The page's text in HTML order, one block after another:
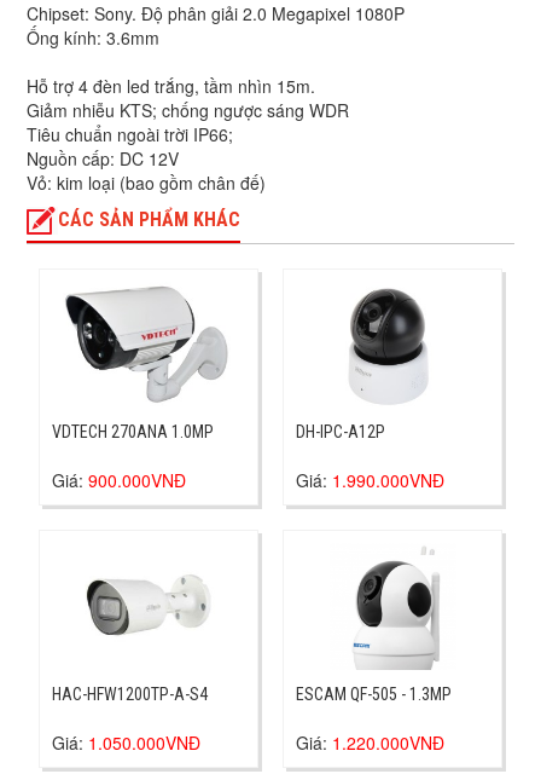
Chipset: Sony. Độ phân giải 2.0 Megapixel 1080P
Ống kính: 3.6mm
Hỗ trợ 4 đèn led trắng, tầm nhìn 15m.
Giảm nhiễu KTS; chống ngược sáng WDR
Tiêu chuẩn ngoài trời IP66;
Nguồn cấp: DC 12V
Vỏ: kim loại (bao gồm chân đế)
CÁC SẢN PHẨM KHÁC
VDTECH 270ANA 1.0MP
Giá:900.000VNĐ
DH-IPC-A12P
Giá: 1.990.000VNĐ
HAC-HFW1200TP-A-S4
Giá: 1.050.000VNĐ
ESCAM QF-505 - 1.3MP
Giá: 1.220.000VNĐ